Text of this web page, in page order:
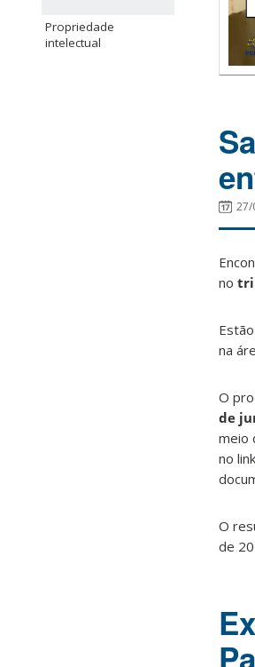
Propriedade
intelectual
27/
no
na
O
de
meio
no link
O
de